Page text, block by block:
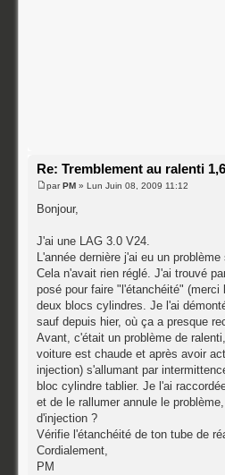
Re: Tremblement au ralenti
par PM » Lun Juin 08, 2009 11:12
Bonjour,
J'ai une LAG 3.0 V24.
L'année dernière j'ai eu un
Cela n'avait rien réglé. J'ai trouvé
posé pour faire "l'étanchéité"
deux blocs cylindres. Je l'ai
sauf depuis hier, où ça a presque
Avant, c'était un problème de
voiture est chaude et après avoir
injection) s'allumant par
bloc cylindre tablier. Je l'ai
et de le rallumer annule le
d'injection ?
Vérifie l'étanchéité de ton tube de
Cordialement,
PM